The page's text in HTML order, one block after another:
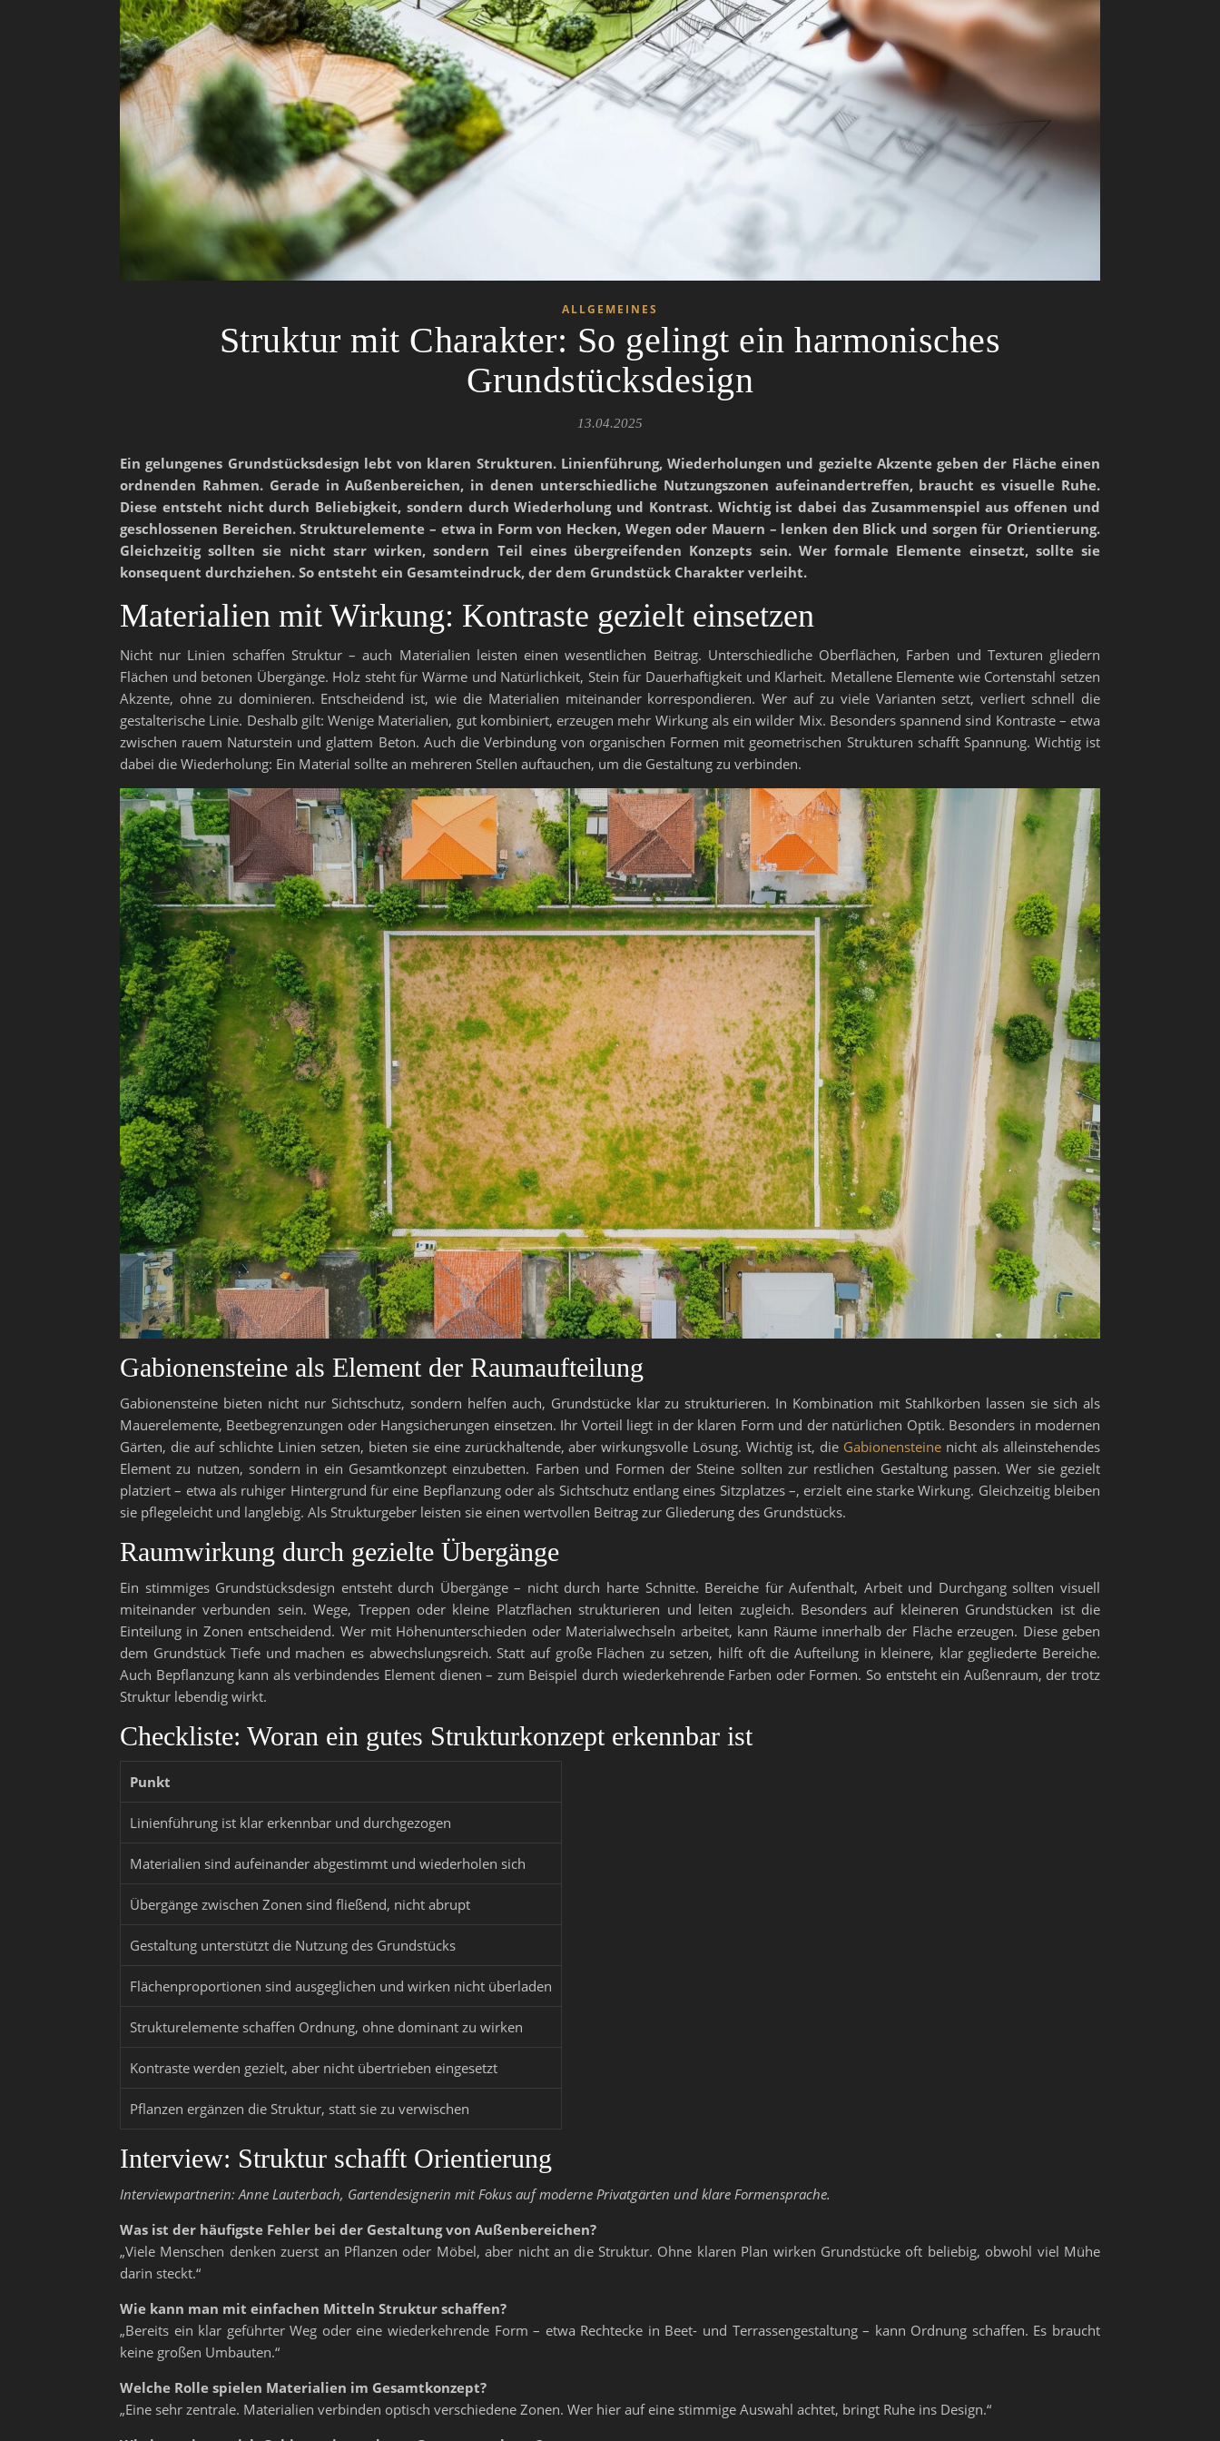
ALLGEMEINES
Struktur mit Charakter: So gelingt ein harmonisches
Grundstücksdesign
13.04.2025
Ein gelungenes Grundstücksdesign lebt von klaren Strukturen. Linienführung, Wiederholungen und gezielte Akzente geben der Fläche einen
ordnenden Rahmen. Gerade in Außenbereichen, in denen unterschiedliche Nutzungszonen aufeinandertreffen, braucht es visuelle Ruhe.
Diese entsteht nicht durch Beliebigkeit, sondern durch Wiederholung und Kontrast. Wichtig ist dabei das Zusammenspiel aus offenen und
geschlossenen Bereichen. Strukturelemente – etwa in Form von Hecken, Wegen oder Mauern – lenken den Blick und sorgen für Orientierung.
Gleichzeitig sollten sie nicht starr wirken, sondern Teil eines übergreifenden Konzepts sein. Wer formale Elemente einsetzt, sollte sie
konsequent durchziehen. So entsteht ein Gesamteindruck, der dem Grundstück Charakter verleiht.
Materialien mit Wirkung: Kontraste gezielt einsetzen
Nicht nur Linien schaffen Struktur – auch Materialien leisten einen wesentlichen Beitrag. Unterschiedliche Oberflächen, Farben und Texturen gliedern
Flächen und betonen Übergänge. Holz steht für Wärme und Natürlichkeit, Stein für Dauerhaftigkeit und Klarheit. Metallene Elemente wie Cortenstahl setzen
Akzente, ohne zu dominieren. Entscheidend ist, wie die Materialien miteinander korrespondieren. Wer auf zu viele Varianten setzt, verliert schnell die
gestalterische Linie. Deshalb gilt: Wenige Materialien, gut kombiniert, erzeugen mehr Wirkung als ein wilder Mix. Besonders spannend sind Kontraste – etwa
zwischen rauem Naturstein und glattem Beton. Auch die Verbindung von organischen Formen mit geometrischen Strukturen schafft Spannung. Wichtig ist
dabei die Wiederholung: Ein Material sollte an mehreren Stellen auftauchen, um die Gestaltung zu verbinden.
Gabionensteine als Element der Raumaufteilung
Gabionensteine bieten nicht nur Sichtschutz, sondern helfen auch, Grundstücke klar zu strukturieren. In Kombination mit Stahlkörben lassen sie sich als
Mauerelemente, Beetbegrenzungen oder Hangsicherungen einsetzen. Ihr Vorteil liegt in der klaren Form und der natürlichen Optik. Besonders in modernen
Gärten, die auf schlichte Linien setzen, bieten sie eine zurückhaltende, aber wirkungsvolle Lösung. Wichtig ist, die Gabionensteine nicht als alleinstehendes
Element zu nutzen, sondern in ein Gesamtkonzept einzubetten. Farben und Formen der Steine sollten zur restlichen Gestaltung passen. Wer sie gezielt
platziert – etwa als ruhiger Hintergrund für eine Bepflanzung oder als Sichtschutz entlang eines Sitzplatzes –, erzielt eine starke Wirkung. Gleichzeitig bleiben
sie pflegeleicht und langlebig. Als Strukturgeber leisten sie einen wertvollen Beitrag zur Gliederung des Grundstücks.
Raumwirkung durch gezielte Übergänge
Ein stimmiges Grundstücksdesign entsteht durch Übergänge – nicht durch harte Schnitte. Bereiche für Aufenthalt, Arbeit und Durchgang sollten visuell
miteinander verbunden sein. Wege, Treppen oder kleine Platzflächen strukturieren und leiten zugleich. Besonders auf kleineren Grundstücken ist die
Einteilung in Zonen entscheidend. Wer mit Höhenunterschieden oder Materialwechseln arbeitet, kann Räume innerhalb der Fläche erzeugen. Diese geben
dem Grundstück Tiefe und machen es abwechslungsreich. Statt auf große Flächen zu setzen, hilft oft die Aufteilung in kleinere, klar gegliederte Bereiche.
Auch Bepflanzung kann als verbindendes Element dienen – zum Beispiel durch wiederkehrende Farben oder Formen. So entsteht ein Außenraum, der trotz
Struktur lebendig wirkt.
Checkliste: Woran ein gutes Strukturkonzept erkennbar ist
Punkt
Linienführung ist klar erkennbar und durchgezogen
Materialien sind aufeinander abgestimmt und wiederholen sich
Übergänge zwischen Zonen sind fließend, nicht abrupt
Gestaltung unterstützt die Nutzung des Grundstücks
Flächenproportionen sind ausgeglichen und wirken nicht überladen
Strukturelemente schaffen Ordnung, ohne dominant zu wirken
Kontraste werden gezielt, aber nicht übertrieben eingesetzt
Pflanzen ergänzen die Struktur, statt sie zu verwischen
Interview: Struktur schafft Orientierung
Interviewpartnerin: Anne Lauterbach, Gartendesignerin mit Fokus auf moderne Privatgärten und klare Formensprache.
Was ist der häufigste Fehler bei der Gestaltung von Außenbereichen?
„Viele Menschen denken zuerst an Pflanzen oder Möbel, aber nicht an die Struktur. Ohne klaren Plan wirken Grundstücke oft beliebig, obwohl viel Mühe
darin steckt.“
Wie kann man mit einfachen Mitteln Struktur schaffen?
„Bereits ein klar geführter Weg oder eine wiederkehrende Form – etwa Rechtecke in Beet- und Terrassengestaltung – kann Ordnung schaffen. Es braucht
keine großen Umbauten.“
Welche Rolle spielen Materialien im Gesamtkonzept?
„Eine sehr zentrale. Materialien verbinden optisch verschiedene Zonen. Wer hier auf eine stimmige Auswahl achtet, bringt Ruhe ins Design.“